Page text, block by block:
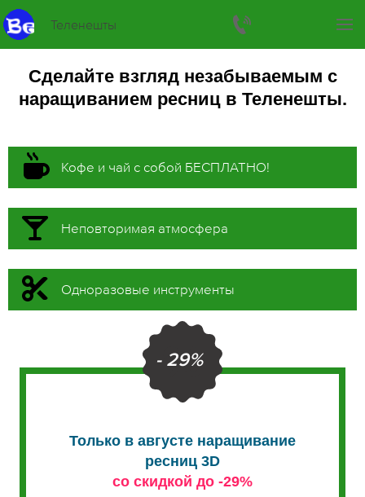
Теленешты
Сделайте взгляд незабываемым с
наращиванием ресниц в Теленешты.
Кофе и чай с собой БЕСПЛАТНО!
Неповторимая атмосфера
Одноразовые инструменты
- 29%
Только в августе наращивание
ресниц 3D
со скидкой до -29%